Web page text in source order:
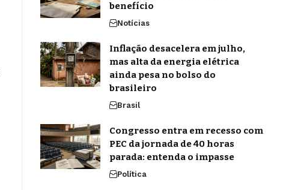
benefício
Notícias
Inflação desacelera em julho,
mas alta da energia elétrica
ainda pesa no bolso do
brasileiro
Brasil
Congresso entra em recesso com
PEC da jornada de 40 horas
parada: entenda o impasse
Política